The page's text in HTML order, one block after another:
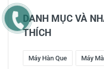
DANH MỤC VÀ
THÍCH
Máy Hàn Que Máy